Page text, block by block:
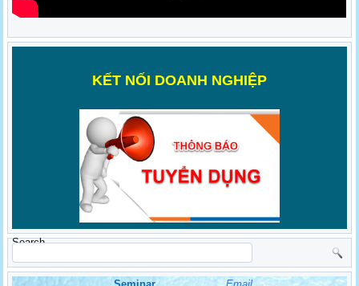
KẾT NỐI DOANH NGHIỆP
Search